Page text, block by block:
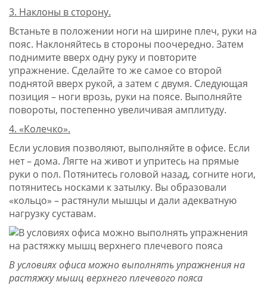
3. Наклоны в сторону.
Встаньте в положении ноги на ширине плеч, руки на
пояс. Наклоняйтесь в стороны поочередно. Затем
поднимите вверх одну руку и повторите
упражнение. Сделайте то же самое со второй
поднятой вверх рукой, а затем с двумя. Следующая
позиция – ноги врозь, руки на поясе. Выполняйте
повороты, постепенно увеличивая амплитуду.
4. «Колечко».
Если условия позволяют, выполняйте в офисе. Если
нет – дома. Лягте на живот и упритесь на прямые
руки о пол. Потянитесь головой назад, согните ноги,
потянитесь носками к затылку. Вы образовали
«кольцо» – растянули мышцы и дали адекватную
нагрузку суставам.
В условиях офиса можно выполнять упражнения на
растяжку мышц верхнего плечевого пояса